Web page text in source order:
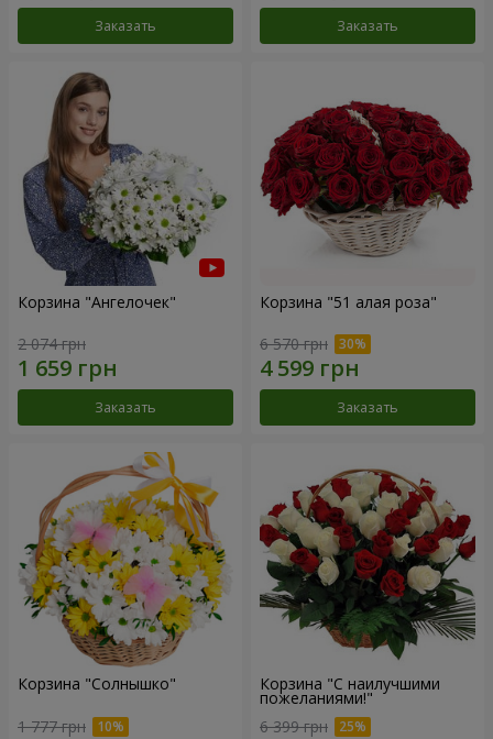
Заказать Заказать
Корзина "Ангелочек"
2 074 грн
Заказать
Корзина "51 алая роза"
6 570 грн
Заказать
Корзина "Солнышко"
1 777 грн
Корзина "С наилучшими
пожеланиями!"
6 399 грн